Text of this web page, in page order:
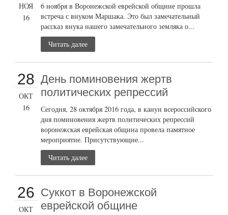
НОЯ
16
6 ноября в Воронежской еврейской общине прошла
встреча с внуком Маршака. Это был замечательный
рассказ внука нашего замечательного земляка о...
Читать далее
28
ОКТ
16
День поминовения жертв
политических репрессий
Сегодня, 28 октября 2016 года, в канун всероссийского
дня поминовения жертв политических репрессий
воронежская еврейская община провела памятное
мероприятие. Присутствующие...
Читать далее
26
ОКТ
Суккот в Воронежской
еврейской общине